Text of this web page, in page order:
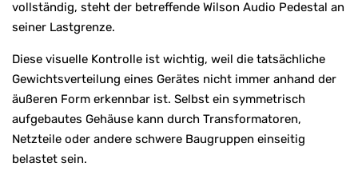
vollständig, steht der betreffende Wilson Audio Pedestal an
seiner Lastgrenze.
Diese visuelle Kontrolle ist wichtig, weil die tatsächliche
Gewichtsverteilung eines Gerätes nicht immer anhand der
äußeren Form erkennbar ist. Selbst ein symmetrisch
aufgebautes Gehäuse kann durch Transformatoren,
Netzteile oder andere schwere Baugruppen einseitig
belastet sein.